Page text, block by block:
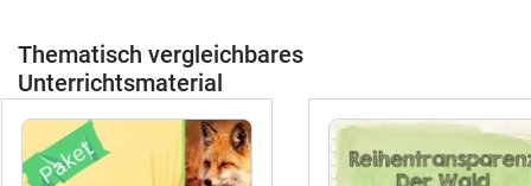
Thematisch vergleichbares
Unterrichtsmaterial